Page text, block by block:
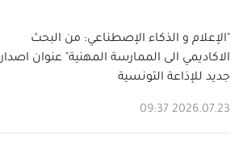
"الإعلام و الذكاء الإصطناعي: من البحث
الاكاديمي الى الممارسة المهنية" عنوان اصدار
جديد للإذاعة التونسية
2026.07.23 09:37